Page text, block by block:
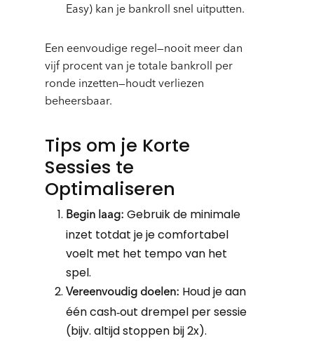
Easy) kan je bankroll snel uitputten.
Een eenvoudige regel—nooit meer dan
vijf procent van je totale bankroll per
ronde inzetten—houdt verliezen
beheersbaar.
Tips om je Korte
Sessies te
Optimaliseren
Begin laag: Gebruik de minimale
inzet totdat je je comfortabel
voelt met het tempo van het
spel.
Vereenvoudig doelen: Houd je aan
één cash‑out drempel per sessie
(bijv. altijd stoppen bij 2x).